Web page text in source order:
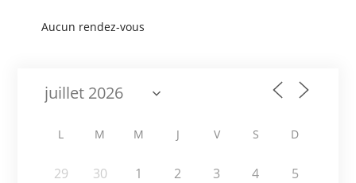
Aucun rendez-vous
L M M J V S D
29 30 1 2 3 4 5